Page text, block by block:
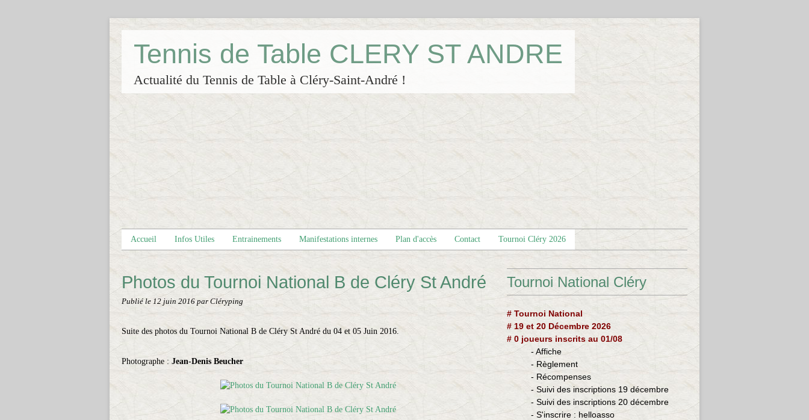
Tennis de Table CLERY ST ANDRE
Actualité du Tennis de Table à Cléry-Saint-André !
Accueil Infos Utiles Entrainements Manifestations internes Plan d'accès Contact Tournoi Cléry 2026
Photos du Tournoi National B de Cléry St André
Publié le 12 juin 2016 par Cléryping
Suite des photos du Tournoi National B de Cléry St André du 04 et 05 Juin 2016.
Photographe : Jean-Denis Beucher
Tournoi National Cléry
# Tournoi National
# 19 et 20 Décembre 2026
# 0 joueurs inscrits au 01/08
- Affiche
- Règlement
- Récompenses
- Suivi des inscriptions 19 décembre
- Suivi des inscriptions 20 décembre
- S'inscrire : helloasso